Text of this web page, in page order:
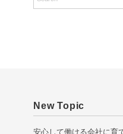
New Topic
安心して働ける会社に育